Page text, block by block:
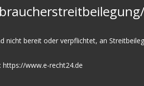
nicht bereit oder verpflichtet, an
https://www.e-recht24.de